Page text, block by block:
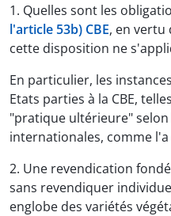
1. Quelles sont les
l'article 53b) CBE, en vertu
cette disposition ne
En particulier, les
Etats parties à la CBE,
"pratique ultérieure"
internationales, comme
2. Une revendication
sans revendiquer
englobe des variétés